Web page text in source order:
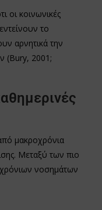
οι κοινωνικές
το
αρνητικά την
(Bury, 2001;
μακροχρόνια
Μεταξύ των πιο
νοσημάτων